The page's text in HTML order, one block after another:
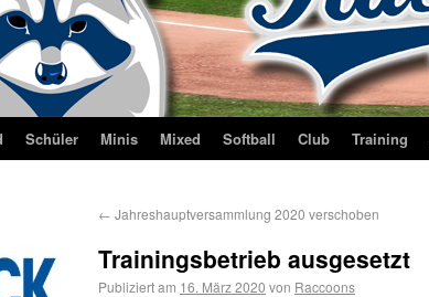
Schüler Minis Mixed Softball Club Training
← Jahreshauptversammlung 2020 verschoben
Trainingsbetrieb ausgesetzt
Publiziert am 16. März 2020 von Raccoons